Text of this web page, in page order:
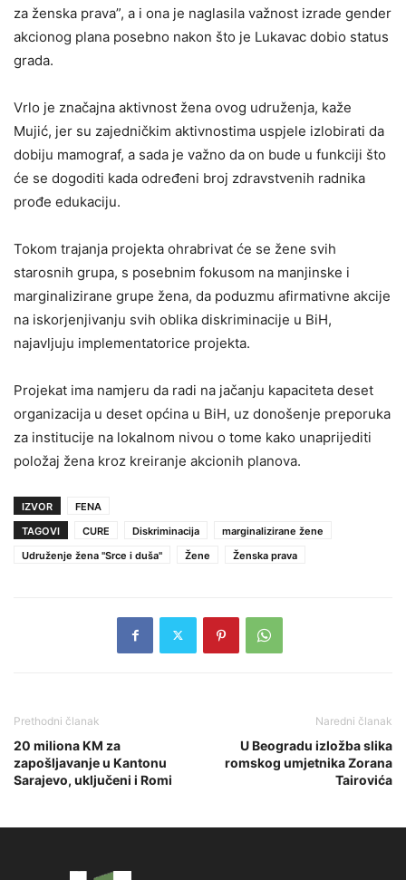
za ženska prava”, a i ona je naglasila važnost izrade gender
akcionog plana posebno nakon što je Lukavac dobio status
grada.
Vrlo je značajna aktivnost žena ovog udruženja, kaže
Mujić, jer su zajedničkim aktivnostima uspjele izlobirati da
dobiju mamograf, a sada je važno da on bude u funkciji što
će se dogoditi kada određeni broj zdravstvenih radnika
prođe edukaciju.
Tokom trajanja projekta ohrabrivat će se žene svih
starosnih grupa, s posebnim fokusom na manjinske i
marginalizirane grupe žena, da poduzmu afirmativne akcije
na iskorjenjivanju svih oblika diskriminacije u BiH,
najavljuju implementatorice projekta.
Projekat ima namjeru da radi na jačanju kapaciteta deset
organizacija u deset općina u BiH, uz donošenje preporuka
za institucije na lokalnom nivou o tome kako unaprijediti
položaj žena kroz kreiranje akcionih planova.
IZVOR
FENA
TAGOVI
CURE Diskriminacija
marginalizirane žene
Udruženje žena "Srce i duša"
Žene Ženska prava
Prethodni članak
20 miliona KM za
zapošljavanje u Kantonu
Sarajevo, uključeni i Romi
Naredni članak
U Beogradu izložba slika
romskog umjetnika Zorana
Tairovića